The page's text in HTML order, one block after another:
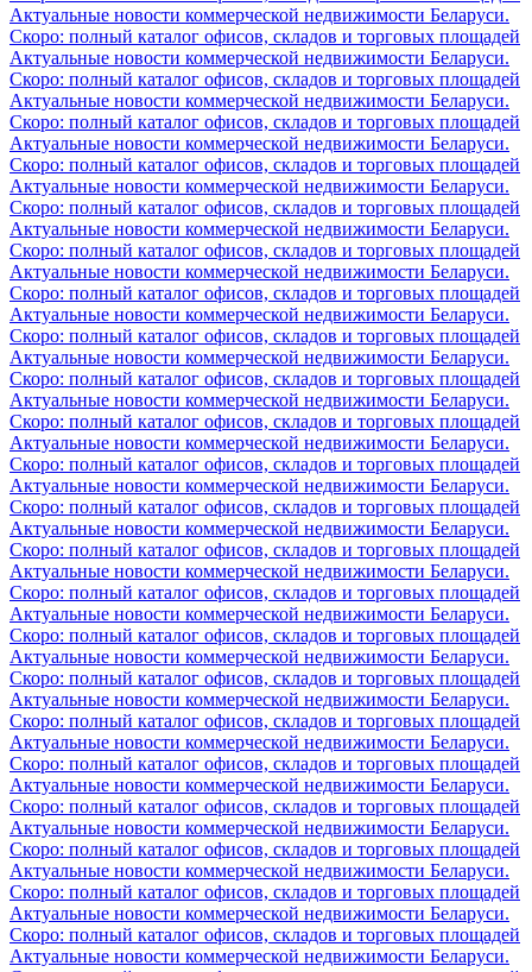
Актуальные новости коммерческой недвижимости Беларуси.
Скоро: полный каталог офисов, складов и торговых площадей
Актуальные новости коммерческой недвижимости Беларуси.
Скоро: полный каталог офисов, складов и торговых площадей
Актуальные новости коммерческой недвижимости Беларуси.
Скоро: полный каталог офисов, складов и торговых площадей
Актуальные новости коммерческой недвижимости Беларуси.
Скоро: полный каталог офисов, складов и торговых площадей
Актуальные новости коммерческой недвижимости Беларуси.
Скоро: полный каталог офисов, складов и торговых площадей
Актуальные новости коммерческой недвижимости Беларуси.
Скоро: полный каталог офисов, складов и торговых площадей
Актуальные новости коммерческой недвижимости Беларуси.
Скоро: полный каталог офисов, складов и торговых площадей
Актуальные новости коммерческой недвижимости Беларуси.
Скоро: полный каталог офисов, складов и торговых площадей
Актуальные новости коммерческой недвижимости Беларуси.
Скоро: полный каталог офисов, складов и торговых площадей
Актуальные новости коммерческой недвижимости Беларуси.
Скоро: полный каталог офисов, складов и торговых площадей
Актуальные новости коммерческой недвижимости Беларуси.
Скоро: полный каталог офисов, складов и торговых площадей
Актуальные новости коммерческой недвижимости Беларуси.
Скоро: полный каталог офисов, складов и торговых площадей
Актуальные новости коммерческой недвижимости Беларуси.
Скоро: полный каталог офисов, складов и торговых площадей
Актуальные новости коммерческой недвижимости Беларуси.
Скоро: полный каталог офисов, складов и торговых площадей
Актуальные новости коммерческой недвижимости Беларуси.
Скоро: полный каталог офисов, складов и торговых площадей
Актуальные новости коммерческой недвижимости Беларуси.
Скоро: полный каталог офисов, складов и торговых площадей
Актуальные новости коммерческой недвижимости Беларуси.
Скоро: полный каталог офисов, складов и торговых площадей
Актуальные новости коммерческой недвижимости Беларуси.
Скоро: полный каталог офисов, складов и торговых площадей
Актуальные новости коммерческой недвижимости Беларуси.
Скоро: полный каталог офисов, складов и торговых площадей
Актуальные новости коммерческой недвижимости Беларуси.
Скоро: полный каталог офисов, складов и торговых площадей
Актуальные новости коммерческой недвижимости Беларуси.
Скоро: полный каталог офисов, складов и торговых площадей
Актуальные новости коммерческой недвижимости Беларуси.
Скоро: полный каталог офисов, складов и торговых площадей
Актуальные новости коммерческой недвижимости Беларуси.